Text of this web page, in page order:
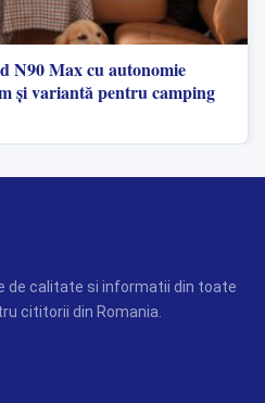
N90 Max cu autonomie
și variantă pentru camping
de calitate si informatii din toate
cititorii din Romania.